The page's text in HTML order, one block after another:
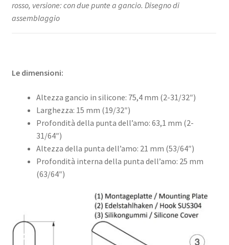
rosso, versione: con due punte a gancio. Disegno di
assemblaggio
Le dimensioni:
Altezza gancio in silicone: 75,4 mm (2-31/32″)
Larghezza: 15 mm (19/32″)
Profondità della punta dell’amo: 63,1 mm (2-
31/64″)
Altezza della punta dell’amo: 21 mm (53/64″)
Profondità interna della punta dell’amo: 25 mm
(63/64″)